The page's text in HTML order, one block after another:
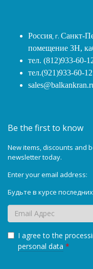
Россия, г. Санкт-
помещение 3Н,
тел. (812)933-60-
тел.(921)933-60-12
Be the first to know
New items, discounts and
newsletter today.
Enter your email address:
Будьте в курсе
I agree to the
personal data *